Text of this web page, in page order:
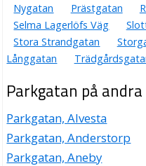
0418-662432
Parkgatan 4 B Lgh 1001, 26131
Fysiken Sport &
Mats Enar Christiansson
Parkgatan 8, 26131 Landskrona
Sven Gunnar Lundmark
0418-28888
Parkgatan 8, 26131 Landskrona
Nygatan
Prästgatan
Selma Lagerlöfs Väg
Stora Strandgatan
Långgatan
Parkgatan på
Parkgatan, Alvesta
Parkgatan, Anderstorp
Parkgatan, Aneby